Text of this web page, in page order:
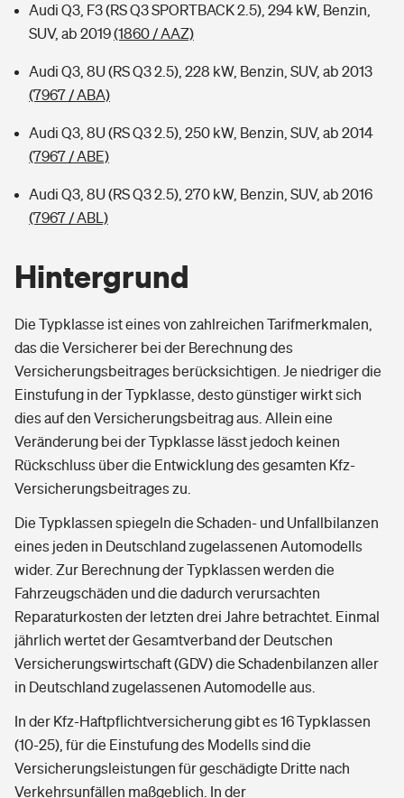
Audi Q3, F3 (RS Q3 SPORTBACK 2.5), 294 kW, Benzin,
SUV, ab 2019(1860 / AAZ)
Audi Q3, 8U (RS Q3 2.5), 228 kW, Benzin, SUV, ab 2013
(7967 / ABA)
Audi Q3, 8U (RS Q3 2.5), 250 kW, Benzin, SUV, ab 2014
(7967 / ABE)
Audi Q3, 8U (RS Q3 2.5), 270 kW, Benzin, SUV, ab 2016
(7967 / ABL)
Hintergrund
Die Typklasse ist eines von zahlreichen Tarifmerkmalen,
das die Versicherer bei der Berechnung des
Versicherungsbeitrages berücksichtigen. Je niedriger die
Einstufung in der Typklasse, desto günstiger wirkt sich
dies auf den Versicherungsbeitrag aus. Allein eine
Veränderung bei der Typklasse lässt jedoch keinen
Rückschluss über die Entwicklung des gesamten Kfz-
Versicherungsbeitrages zu.
Die Typklassen spiegeln die Schaden- und Unfallbilanzen
eines jeden in Deutschland zugelassenen Automodells
wider. Zur Berechnung der Typklassen werden die
Fahrzeugschäden und die dadurch verursachten
Reparaturkosten der letzten drei Jahre betrachtet. Einmal
jährlich wertet der Gesamtverband der Deutschen
Versicherungswirtschaft (GDV) die Schadenbilanzen aller
in Deutschland zugelassenen Automodelle aus.
In der Kfz-Haftpflichtversicherung gibt es 16 Typklassen
(10-25), für die Einstufung des Modells sind die
Versicherungsleistungen für geschädigte Dritte nach
Verkehrsunfällen maßgeblich. In der